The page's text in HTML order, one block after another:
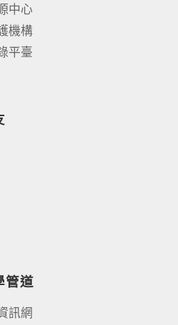
中心
機構
平臺
管道
訊網